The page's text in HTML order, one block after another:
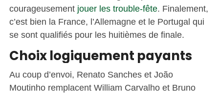
courageusement jouer les trouble-fête. Finalement,
c’est bien la France, l’Allemagne et le Portugal qui
se sont qualifiés pour les huitièmes de finale.
Choixlogiquement payants
Au coup d’envoi, Renato Sanches et João
Moutinho remplacent William Carvalho et Bruno